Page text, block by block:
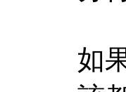
如